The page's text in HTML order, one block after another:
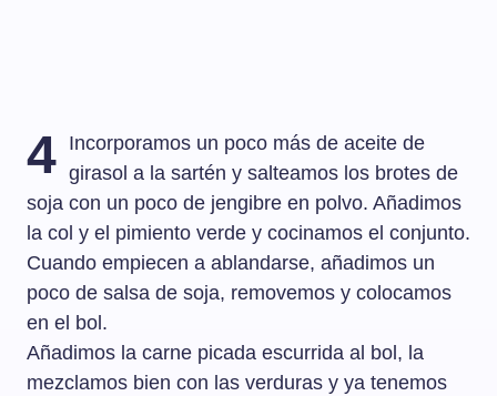
4 Incorporamos un poco más de aceite de
girasol a la sartén y salteamos los brotes de
soja con un poco de jengibre en polvo. Añadimos
la col y el pimiento verde y cocinamos el conjunto.
Cuando empiecen a ablandarse, añadimos un
poco de salsa de soja, removemos y colocamos
en el bol.
Añadimos la carne picada escurrida al bol, la
mezclamos bien con las verduras y ya tenemos